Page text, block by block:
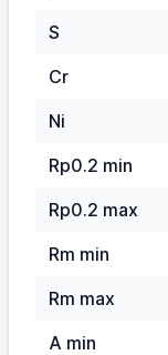
S
Cr
Ni
Rp0.2 min
Rp0.2 max
Rm min
Rm max
A min